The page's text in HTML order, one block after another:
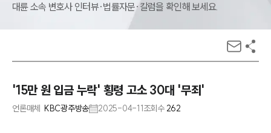
대륜 소속 변호사 인터뷰·법률자문·칼럼을 확인해 보세요.
'15만 원 입금 누락' 횡령 고소 30대 '무죄'
언론매체 KBC광주방송 2025-04-11조회수 262